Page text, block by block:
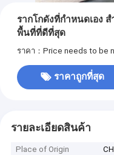
รากโกดังที่กําหนดเอง
พื้นที่ที่ดีที่สุด
ราคา：Price needs to be
ราคาถูกที่สุด
รายละเอียดสินค้า
Place of Origin